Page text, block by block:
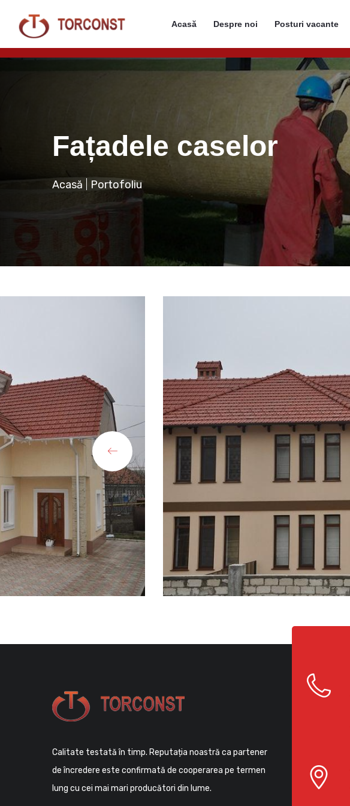
Acasă Despre noi Posturi vacante
Fațadele caselor
Acasă Portofoliu
Calitate testată în timp. Reputația noastră ca partener
de încredere este confirmată de cooperarea pe termen
lung cu cei mai mari producători din lume.